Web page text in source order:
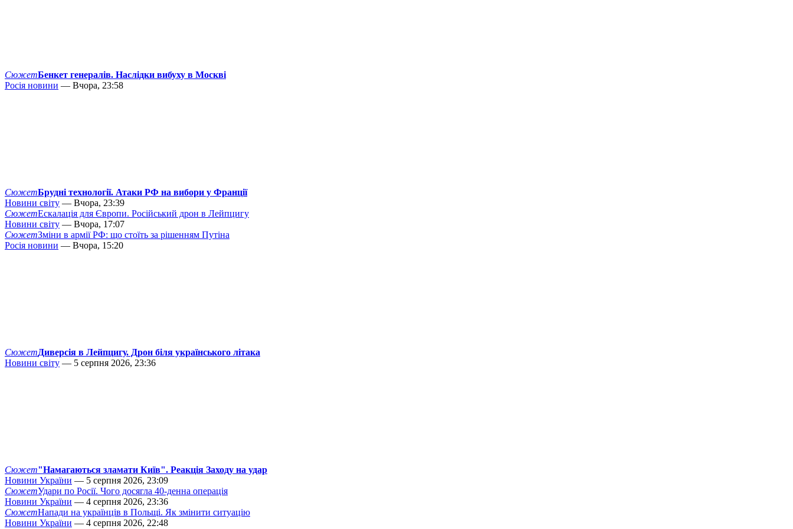
СюжетБенкет генералів. Наслідки вибуху в Москві
Росія новини — Вчора, 23:58
СюжетБрудні технології. Атаки РФ на вибори у Франції
Новини світу — Вчора, 23:39
СюжетЕскалація для Європи. Російський дрон в Лейпцигу
Новини світу — Вчора, 17:07
СюжетЗміни в армії РФ: що стоїть за рішенням Путіна
Росія новини — Вчора, 15:20
СюжетДиверсія в Лейпцигу. Дрон біля українського літака
Новини світу — 5 серпня 2026, 23:36
Сюжет"Намагаються зламати Київ". Реакція Заходу на удар
Новини України — 5 серпня 2026, 23:09
СюжетУдари по Росії. Чого досягла 40-денна операція
Новини України — 4 серпня 2026, 23:36
СюжетНапади на українців в Польщі. Як змінити ситуацію
Новини України — 4 серпня 2026, 22:48